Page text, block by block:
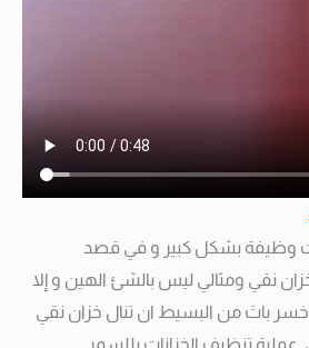
وظيفة بشكل كبير و في قصد
نقي ومثالي ليس بالشئ الهين و إلا
خسر باتَ من البسيط ان تنال خزان نقي
عملية تنظيف الخزانات بللسمر